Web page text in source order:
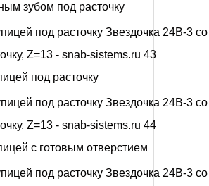
зубом под расточку
под расточку
с готовым отверстием